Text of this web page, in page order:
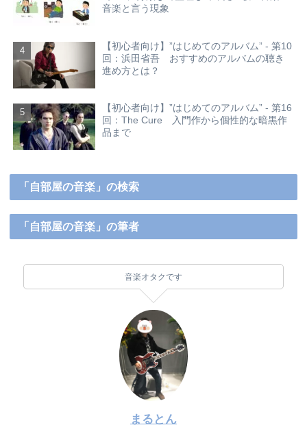
音楽と言う現象
【初心者向け】”はじめてのアルバム” - 第10
回：浜田省吾 おすすめのアルバムの聴き
進め方とは？
【初心者向け】”はじめてのアルバム” - 第16
回：The Cure 入門作から個性的な暗黒作
品まで
「自部屋の音楽」の検索
「自部屋の音楽」の筆者
音楽オタクです
まるとん